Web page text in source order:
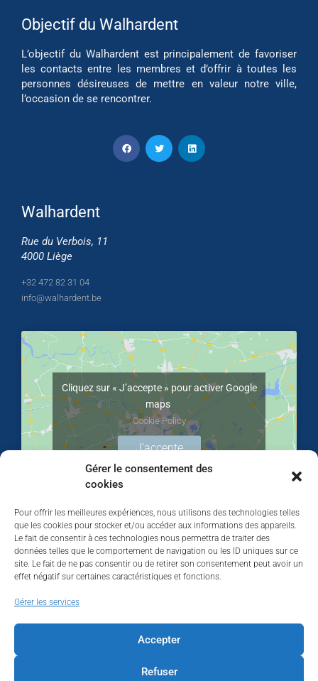
Gérer le consentement des
cookies
Pour offrir les meilleures expériences, nous utilisons des technologies telles
que les cookies pour stocker et/ou accéder aux informations des appareils.
Le fait de consentir à ces technologies nous permettra de traiter des
données telles que le comportement de navigation ou les ID uniques sur ce
site. Le fait de ne pas consentir ou de retirer son consentement peut avoir un
effet négatif sur certaines caractéristiques et fonctions.
Gérer les services
Accepter
Refuser
Objectif du Walhardent
L’objectif du Walhardent est principalement de favoriser
les contacts entre les membres et d’offrir à toutes les
personnes désireuses de mettre en valeur notre ville,
l’occasion de se rencontrer.
Walhardent
Rue du Verbois, 11
4000 Liège
+32 472 82 31 04
info@walhardent.be
Cliquez sur « J’accepte » pour activer Google
maps
Cookie Policy
J’accepte